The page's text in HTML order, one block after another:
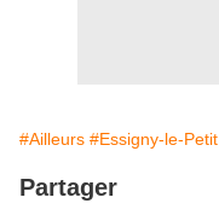
#Ailleurs #Essigny-le-Petit
Partager